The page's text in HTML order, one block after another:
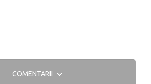
COMENTARII